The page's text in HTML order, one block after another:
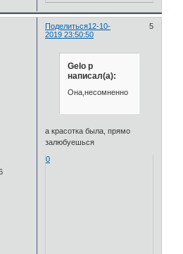
Поделиться 5
12-10-
2019 23:50:50
Gelo p
написал(а):
Она,несомненно
а красотка была, прямо
залюбуешься
0